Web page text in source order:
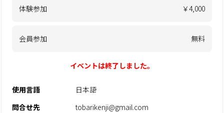
体験参加 ￥4,000
会員参加 無料
イベントは終了しました。
使用言語
日本語
問合せ先
tobarikenji@gmail.com